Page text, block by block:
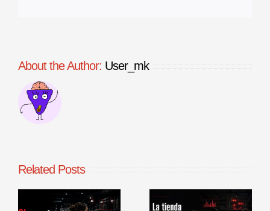
About the Author: User_mk
Related Posts
La tienda
Benchmarking